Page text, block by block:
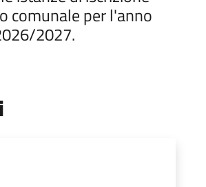
comunale per l'anno
2027.